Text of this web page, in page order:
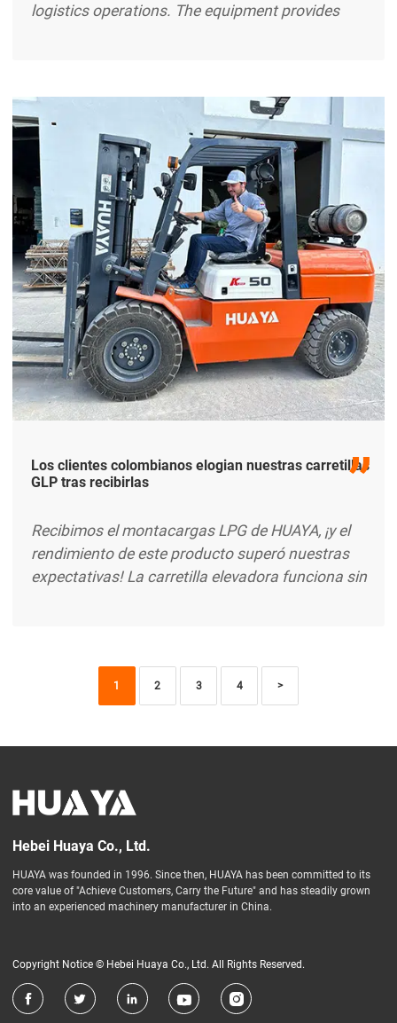
logistics operations. The equipment provides
with reduced charging frequency, which helps
improve workflow efficiency in our material
handling tasks. The forklift structure feels
excerpt …
Los clientes colombianos elogian nuestras carretillas
GLP tras recibirlas
Recibimos el montacargas LPG de HUAYA, ¡y el
rendimiento de este producto superó nuestras
expectativas! La carretilla elevadora funciona sin
emisiones, lo que nos hace estar muy satisfechos
con su respeto al medio ambiente. El servicio del
1 2 3 4 >
Hebei Huaya Co., Ltd.
HUAYA was founded in 1996. Since then, HUAYA has been committed to its
core value of "Achieve Customers, Carry the Future" and has steadily grown
into an experienced machinery manufacturer in China.
Copyright Notice © Hebei Huaya Co., Ltd. All Rights Reserved.
    